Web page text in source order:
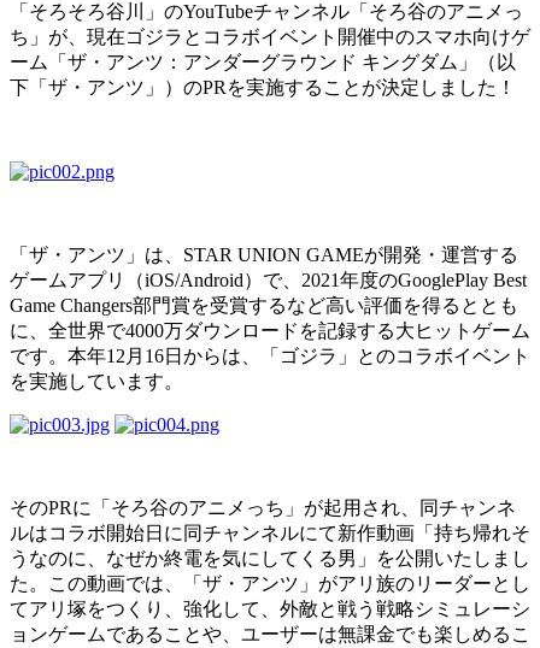
「そろそろ谷川」のYouTubeチャンネル「そろ谷のアニメっ
ち」が、現在ゴジラとコラボイベント開催中のスマホ向けゲ
ーム「ザ・アンツ：アンダーグラウンド キングダム」（以
下「ザ・アンツ」）のPRを実施することが決定しました！
「ザ・アンツ」は、STAR UNION GAMEが開発・運営する
ゲームアプリ（iOS/Android）で、2021年度のGooglePlay Best
Game Changers部門賞を受賞するなど高い評価を得るととも
に、全世界で4000万ダウンロードを記録する大ヒットゲーム
です。本年12月16日からは、「ゴジラ」とのコラボイベント
を実施しています。
そのPRに「そろ谷のアニメっち」が起用され、同チャンネ
ルはコラボ開始日に同チャンネルにて新作動画「持ち帰れそ
うなのに、なぜか終電を気にしてくる男」を公開いたしまし
た。この動画では、「ザ・アンツ」がアリ族のリーダーとし
てアリ塚をつくり、強化して、外敵と戦う戦略シミュレーシ
ョンゲームであることや、ユーザーは無課金でも楽しめるこ